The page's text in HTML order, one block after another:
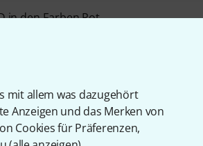
mit allem was dazugehört
Anzeigen und das Merken von
Cookies für Präferenzen,
in den Farben Rot,